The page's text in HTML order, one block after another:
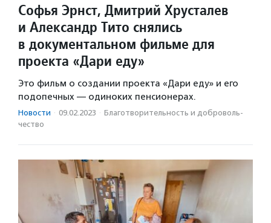
Софья Эрнст, Дмитрий Хрусталев
и Александр Тито снялись
в документальном фильме для
проекта «Дари еду»
Это фильм о создании проекта «Дари еду» и его
подопечных — одиноких пенсионерах.
Новости · 09.02.2023 · Благотвори­тель­ность и доброволь­
чест­во